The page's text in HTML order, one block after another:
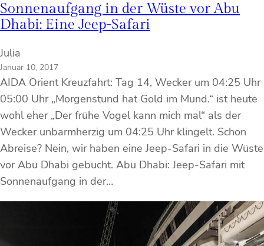
Sonnenaufgang in der Wüste vor Abu
Dhabi: Eine Jeep-Safari
Julia
Januar 10, 2017
AIDA Orient Kreuzfahrt: Tag 14, Wecker um 04:25 Uhr
05:00 Uhr „Morgenstund hat Gold im Mund.“ ist heute
wohl eher „Der frühe Vogel kann mich mal“ als der
Wecker unbarmherzig um 04:25 Uhr klingelt. Schon
Abreise? Nein, wir haben eine Jeep-Safari in die Wüste
vor Abu Dhabi gebucht. Abu Dhabi: Jeep-Safari mit
Sonnenaufgang in der…